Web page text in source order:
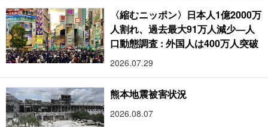
〈縮むニッポン〉日本人1億2000万
人割れ、過去最大91万人減少―人
口動態調査 : 外国人は400万人突破
2026.07.29
熊本地震被害状況
2026.08.07